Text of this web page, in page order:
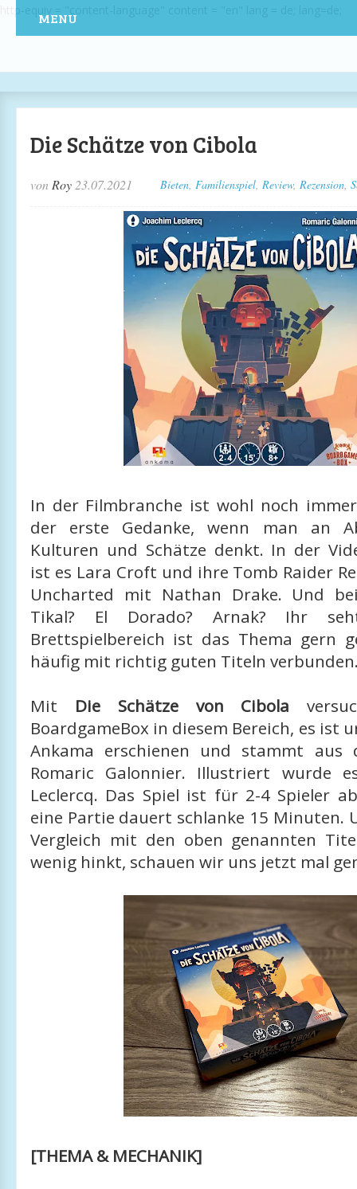
MENU
Die Schätze von Cibola
von Roy 23.07.2021 Bieten, Familienspiel, Review, Rezension,
In der Filmbranche ist wohl noch
der erste Gedanke, wenn man an
Kulturen und Schätze denkt. In der
ist es Lara Croft und ihre Tomb Raider
Uncharted mit Nathan Drake. Und
Tikal? El Dorado? Arnak? Ihr
Brettspielbereich ist das Thema gern
häufig mit richtig guten Titeln
Mit Die Schätze von Cibola
BoardgameBox in diesem Bereich, es ist
Ankama erschienen und stammt aus
Romaric Galonnier. Illustriert wurde
Leclercq. Das Spiel ist für 2-4 Spieler
eine Partie dauert schlanke 15 Minuten.
Vergleich mit den oben genannten
wenig hinkt, schauen wir uns jetzt mal
[THEMA & MECHANIK]